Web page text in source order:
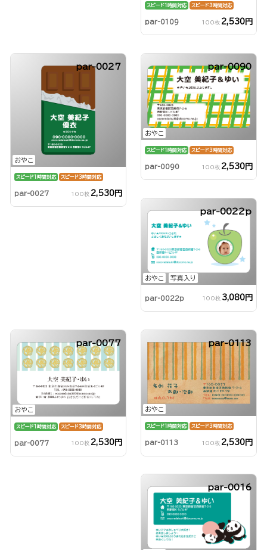
スピード1時間対応 スピード3時間対応
par-0109 100枚 2,530円
おやこ
par-0027
スピード1時間対応 スピード3時間対応
par-0027 100枚 2,530円
おやこ
par-0090
スピード1時間対応 スピード3時間対応
par-0090 100枚 2,530円
おやこ 写真入り
par-0022p
par-0022p 100枚 3,080円
おやこ
par-0077
スピード1時間対応 スピード3時間対応
par-0077 100枚 2,530円
おやこ
par-0113
スピード1時間対応 スピード3時間対応
par-0113 100枚 2,530円
par-0016